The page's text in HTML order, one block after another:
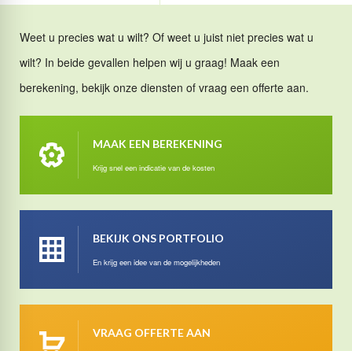
Weet u precies wat u wilt? Of weet u juist niet precies wat u
wilt? In beide gevallen helpen wij u graag! Maak een
berekening, bekijk onze diensten of vraag een offerte aan.
MAAK EEN BEREKENING
Krijg snel een indicatie van de kosten
BEKIJK ONS PORTFOLIO
En krijg een idee van de mogelijkheden
VRAAG OFFERTE AAN